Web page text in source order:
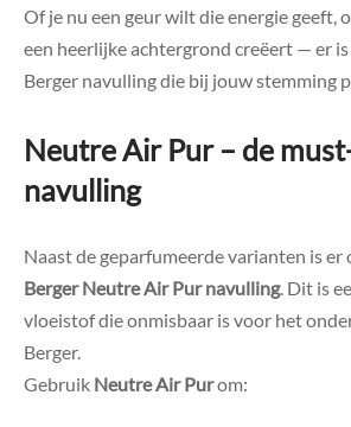
Of je nu een geur wilt die energie geeft,
een heerlijke achtergrond creëert — er
Berger navulling die bij jouw stemming
Neutre Air Pur – de
navulling
Naast de geparfumeerde varianten is er
Berger Neutre Air Pur navulling. Dit is
vloeistof die onmisbaar is voor het
Berger.
Gebruik Neutre Air Purom: